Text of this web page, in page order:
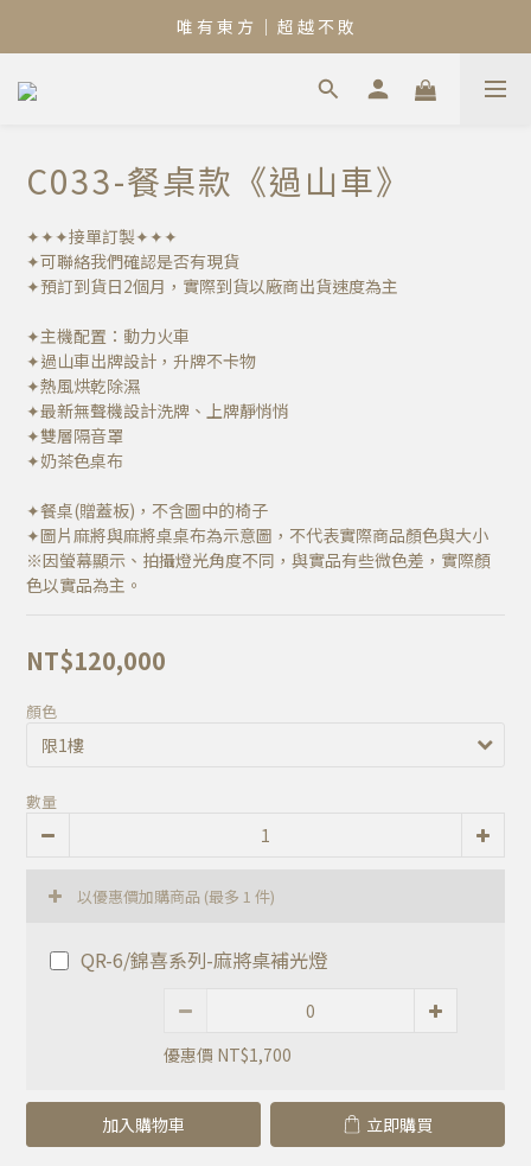
唯 有 東 方 ｜ 超 越 不 敗
C033-餐桌款《過山車》
✦✦✦接單訂製✦✦✦
✦可聯絡我們確認是否有現貨
✦預訂到貨日2個月，實際到貨以廠商出貨速度為主
✦主機配置：動力火車
✦過山車出牌設計，升牌不卡物
✦熱風烘乾除濕
✦最新無聲機設計洗牌、上牌靜悄悄
✦雙層隔音罩
✦奶茶色桌布
✦餐桌(贈蓋板)，不含圖中的椅子
✦圖片麻將與麻將桌桌布為示意圖，不代表實際商品顏色與大小
※因螢幕顯示、拍攝燈光角度不同，與實品有些微色差，實際顏
色以實品為主。
NT$120,000
顏色
數量
以優惠價加購商品 (最多 1 件)
QR-6/錦喜系列-麻將桌補光燈
優惠價 NT$1,700
加入購物車 立即購買